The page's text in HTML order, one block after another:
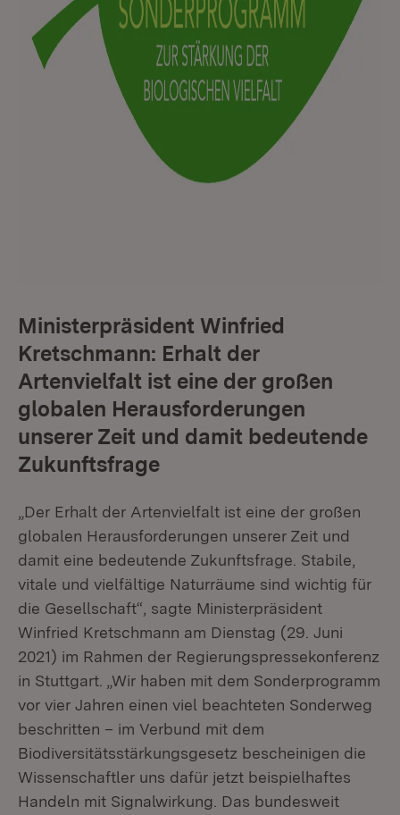
Ministerpräsident Winfried
Kretschmann: Erhalt der
Artenvielfalt ist eine der großen
globalen Herausforderungen
unserer Zeit und damit bedeutende
Zukunftsfrage
„Der Erhalt der Artenvielfalt ist eine der großen
globalen Herausforderungen unserer Zeit und
damit eine bedeutende Zukunftsfrage. Stabile,
vitale und vielfältige Naturräume sind wichtig für
die Gesellschaft“, sagte Ministerpräsident
Winfried Kretschmann am Dienstag (29. Juni
2021) im Rahmen der Regierungspressekonferenz
in Stuttgart. „Wir haben mit dem Sonderprogramm
vor vier Jahren einen viel beachteten Sonderweg
beschritten – im Verbund mit dem
Biodiversitätsstärkungsgesetz bescheinigen die
Wissenschaftler uns dafür jetzt beispielhaftes
Handeln mit Signalwirkung. Das bundesweit